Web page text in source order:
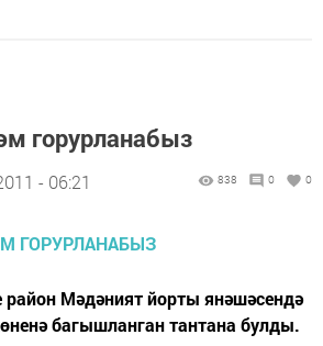
горурланабыз
- 06:21 838 0 0
Мәдәният йорты янәшәсендә
багышланган тантана булды.